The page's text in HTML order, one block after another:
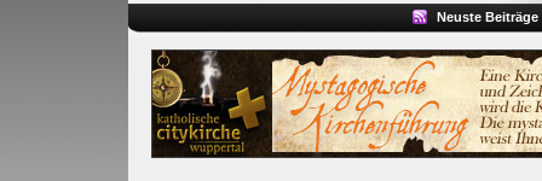
Neuste Beiträge